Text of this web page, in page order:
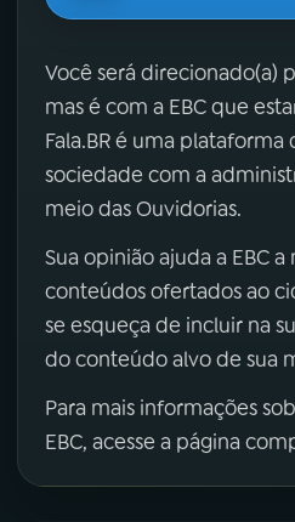
Você será direcionado(a)
mas é com a EBC que
Fala.BR é uma
sociedade com a
meio das Ouvidorias.
Sua opinião ajuda a EBC
conteúdos ofertados ao
se esqueça de incluir na
do conteúdo alvo de sua
Para mais informações
EBC, acesse a página